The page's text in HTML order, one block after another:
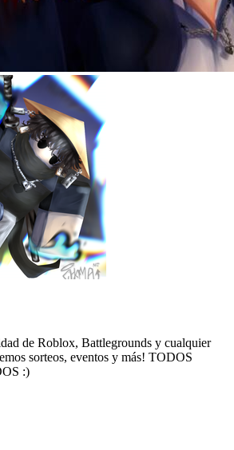
de Roblox, Battlegrounds y cualquier
sorteos, eventos y más! TODOS
:)